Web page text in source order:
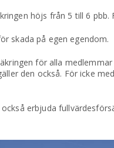
höjs från 5 till 6 pbb.
skada på egen egendom.
för alla
den också. För icke
erbjuda